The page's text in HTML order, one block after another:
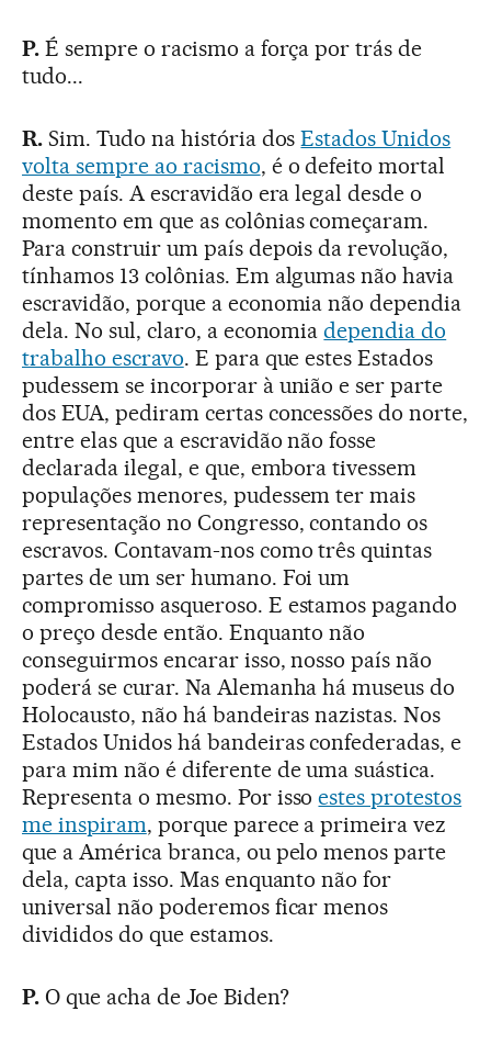
P. É sempre o racismo a força por trás de
tudo...
R. Sim. Tudo na história dosEstados Unidos
volta sempre ao racismo, é o defeito mortal
deste país. A escravidão era legal desde o
momento em que as colônias começaram.
Para construir um país depois da revolução,
tínhamos 13 colônias. Em algumas não havia
escravidão, porque a economia não dependia
dela. No sul, claro, a economiadependia do
trabalho escravo. E para que estes Estados
pudessem se incorporar à união e ser parte
dos EUA, pediram certas concessões do norte,
entre elas que a escravidão não fosse
declarada ilegal, e que, embora tivessem
populações menores, pudessem ter mais
representação no Congresso, contando os
escravos. Contavam-nos como três quintas
partes de um ser humano. Foi um
compromisso asqueroso. E estamos pagando
o preço desde então. Enquanto não
conseguirmos encarar isso, nosso país não
poderá se curar. Na Alemanha há museus do
Holocausto, não há bandeiras nazistas. Nos
Estados Unidos há bandeiras confederadas, e
para mim não é diferente de uma suástica.
Representa o mesmo. Por issoestes protestos
me inspiram, porque parece a primeira vez
que a América branca, ou pelo menos parte
dela, capta isso. Mas enquanto não for
universal não poderemos ficar menos
divididos do que estamos.
P.O que acha de Joe Biden?